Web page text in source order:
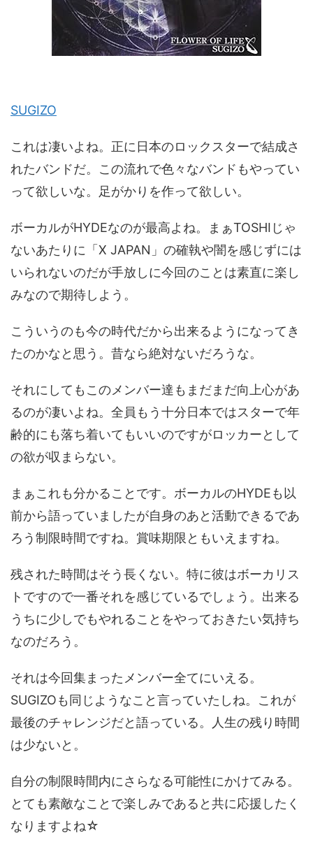
SUGIZO
これは凄いよね。正に日本のロックスターで結成さ
れたバンドだ。この流れで色々なバンドもやってい
って欲しいな。足がかりを作って欲しい。
ボーカルがHYDEなのが最高よね。まぁTOSHIじゃ
ないあたりに「X JAPAN」の確執や闇を感じずには
いられないのだが手放しに今回のことは素直に楽し
みなので期待しよう。
こういうのも今の時代だから出来るようになってき
たのかなと思う。昔なら絶対ないだろうな。
それにしてもこのメンバー達もまだまだ向上心があ
るのが凄いよね。全員もう十分日本ではスターで年
齢的にも落ち着いてもいいのですがロッカーとして
の欲が収まらない。
まぁこれも分かることです。ボーカルのHYDEも以
前から語っていましたが自身のあと活動できるであ
ろう制限時間ですね。賞味期限ともいえますね。
残された時間はそう長くない。特に彼はボーカリス
トですので一番それを感じているでしょう。出来る
うちに少しでもやれることをやっておきたい気持ち
なのだろう。
それは今回集まったメンバー全てにいえる。
SUGIZOも同じようなこと言っていたしね。これが
最後のチャレンジだと語っている。人生の残り時間
は少ないと。
自分の制限時間内にさらなる可能性にかけてみる。
とても素敵なことで楽しみであると共に応援したく
なりますよね☆